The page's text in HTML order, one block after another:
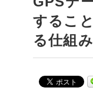
するこ
る仕組